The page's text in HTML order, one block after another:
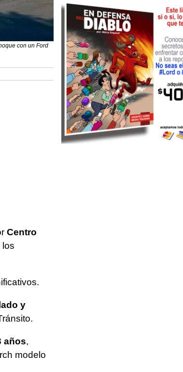
con un Ford
Centro
los
y
años,
modelo